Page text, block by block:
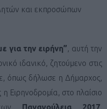
και εκπροσώπων
για την ειρήνη”, αυτή την
ιδανικό, ζητούμενο στις
όπως δήλωσε η Δήμαρχος,
Ειρηνοδρομία, στο πλαίσιο
Παναγούλεια 2017,